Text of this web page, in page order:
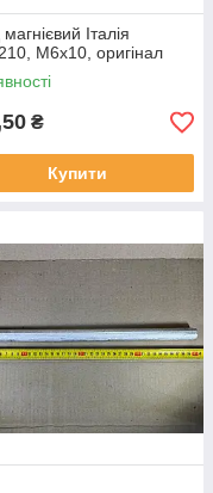
Італія
M6x10, оригінал
₴
Купити